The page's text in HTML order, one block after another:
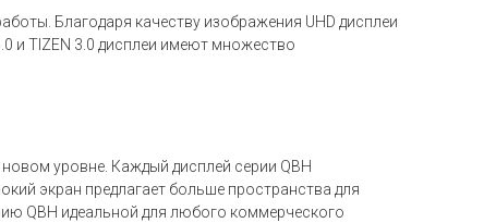
Благодаря качеству изображения UHD дисплеи
и TIZEN 3.0 дисплеи имеют множество
уровне. Каждый дисплей серии QBH
экран предлагает больше пространства для
QBH идеальной для любого коммерческого